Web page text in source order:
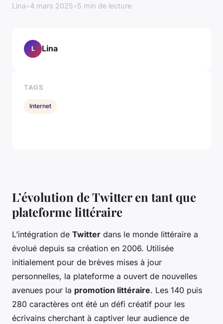
Lina•4 mars 2025•5 min de lecture
L’évolution de Twitter en tant que
plateforme littéraire
L’intégration de Twitter dans le monde littéraire a
évolué depuis sa création en 2006. Utilisée
initialement pour de brèves mises à jour
personnelles, la plateforme a ouvert de nouvelles
avenues pour la promotion littéraire. Les 140 puis
280 caractères ont été un défi créatif pour les
écrivains cherchant à captiver leur audience de
L Lina
TAGS
Internet